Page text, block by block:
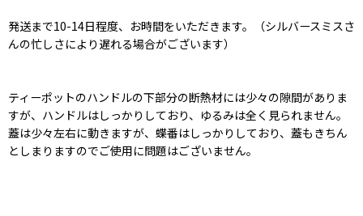
発送まで10-14日程度、お時間をいただきます。（シルバースミスさ
んの忙しさにより遅れる場合がございます）
ティーポットのハンドルの下部分の断熱材には少々の隙間がありま
すが、ハンドルはしっかりしており、ゆるみは全く見られません。
蓋は少々左右に動きますが、蝶番はしっかりしており、蓋もきちん
としまりますのでご使用に問題はございません。